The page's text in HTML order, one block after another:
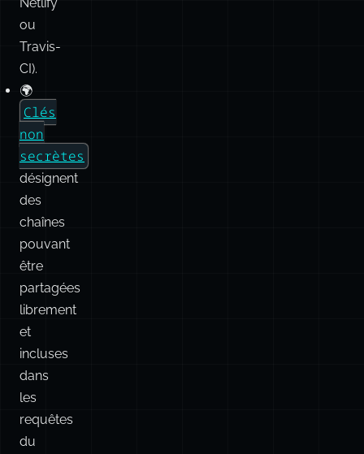
ou
Travis-
CI).
🌍
Clés
non
secrètes
désignent
des
chaînes
pouvant
être
partagées
librement
et
incluses
dans
les
requêtes
du